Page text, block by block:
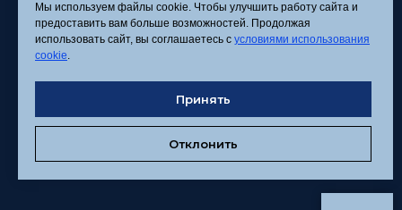
Политика
Согласие на обработку
персональных данных
Соглашение об
Мы используем файлы cookie. Чтобы улучшить работу сайта и
предоставить вам больше возможностей. Продолжая
использовать сайт, вы соглашаетесь с условиями использования
cookie.
Принять
Отклонить